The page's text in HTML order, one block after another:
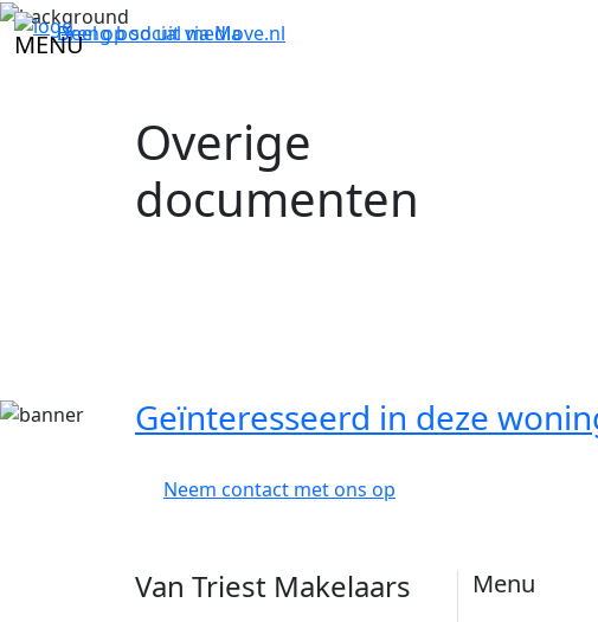
MENUBreng bod uit viaMove.nl
Deel op social media
Overige
documenten
Geïnteresseerd in deze
Neem contact met ons op
Van Triest Makelaars Menu